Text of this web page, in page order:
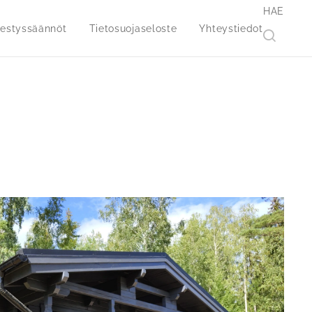
Tietosuojaseloste Yhteystiedot
HAE